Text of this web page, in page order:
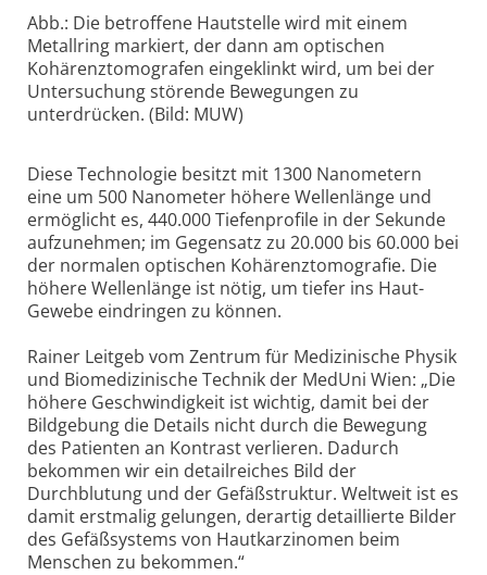
Abb.: Die betroffene Hautstelle wird mit einem
Metallring markiert, der dann am optischen
Kohärenztomografen eingeklinkt wird, um bei der
Untersuchung störende Bewegungen zu
unterdrücken. (Bild: MUW)
Diese Technologie besitzt mit 1300 Nanometern
eine um 500 Nanometer höhere Wellenlänge und
ermöglicht es, 440.000 Tiefenprofile in der Sekunde
aufzunehmen; im Gegensatz zu 20.000 bis 60.000 bei
der normalen optischen Kohärenztomografie. Die
höhere Wellenlänge ist nötig, um tiefer ins Haut-
Gewebe eindringen zu können.
Rainer Leitgeb vom Zentrum für Medizinische Physik
und Biomedizinische Technik der MedUni Wien: „Die
höhere Geschwindigkeit ist wichtig, damit bei der
Bildgebung die Details nicht durch die Bewegung
des Patienten an Kontrast verlieren. Dadurch
bekommen wir ein detailreiches Bild der
Durchblutung und der Gefäßstruktur. Weltweit ist es
damit erstmalig gelungen, derartig detaillierte Bilder
des Gefäßsystems von Hautkarzinomen beim
Menschen zu bekommen.“